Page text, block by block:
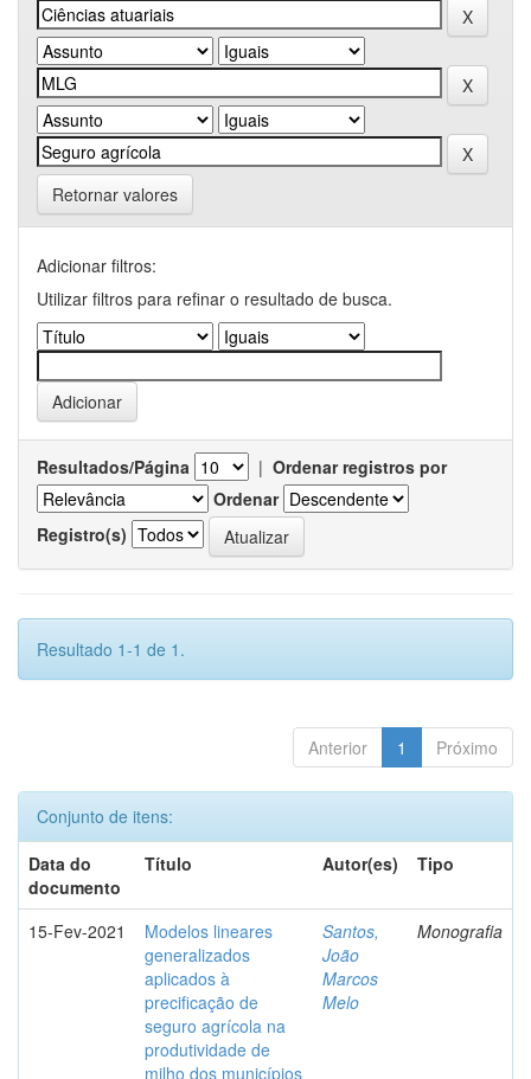
Retornar valores
Adicionar filtros:
Utilizar filtros para refinar o resultado de busca.
Resultados/Página | Ordenar registros por
Ordenar
Registro(s)
Resultado 1-1 de 1.
Anterior 1 Próximo
Conjunto de itens:
Data do
documento
Título Autor(es) Tipo
15-Fev-2021
Modelos lineares
generalizados
aplicados à
precificação de
seguro agrícola na
produtividade de
milho dos municípios
Santos,
João
Marcos
Melo
Monografia